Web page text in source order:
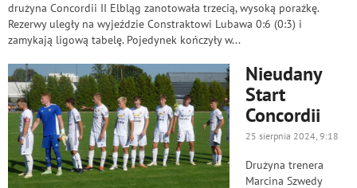
drużyna Concordii II Elbląg zanotowała trzecią, wysoką porażkę.
Rezerwy uległy na wyjeździe Constraktowi Lubawa 0:6 (0:3) i
zamykają ligową tabelę. Pojedynek kończyły w...
Nieudany
Start
Concordii
25 sierpnia 2024, 9:18
Drużyna trenera
Marcina Szwedy